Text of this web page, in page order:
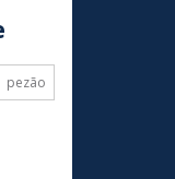
pezão